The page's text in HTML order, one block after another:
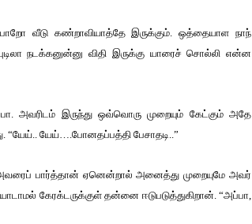
வீடு கண்றாவியாத்தே இருக்கும். ஒத்தையாள நாந்
நடக்கனுன்னு விதி இருக்கு யாரைச் சொல்லி என்ன
அவரிடம் இருந்து ஒவ்வொரு முறையும் கேட்கும் அதே
“யேய்.‌. யேய்….போனதப்பத்தி பேசாதடி..”
அவரைப் பார்த்தான் ஏனென்றால் அனைத்து முறையுமே அவர்
கேரக்டருக்குள் தன்னை ஈடுபடுத்துகிறான். “அப்பா,